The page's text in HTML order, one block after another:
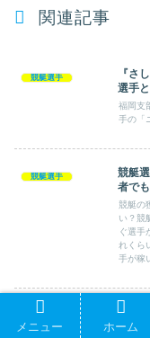
関連記事
競艇選手
『さ
選手
福岡支
手の「
競艇選手
競艇
者で
競艇の
い？競
ぐ選手
れくら
手が稼
競艇選手
（競
実は
メニュー ホーム